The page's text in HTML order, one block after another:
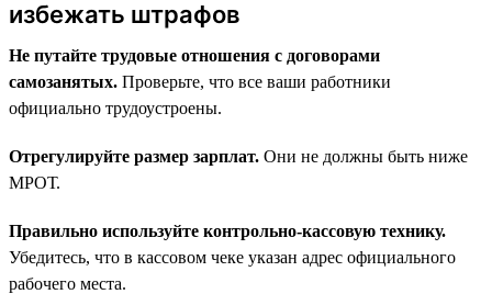
избежать штрафов
Не путайте трудовые отношения с договорами
самозанятых. Проверьте, что все ваши работники
официально трудоустроены.
Отрегулируйте размер зарплат. Они не должны быть ниже
МРОТ.
Правильно используйте контрольно-кассовую технику.
Убедитесь, что в кассовом чеке указан адрес официального
рабочего места.